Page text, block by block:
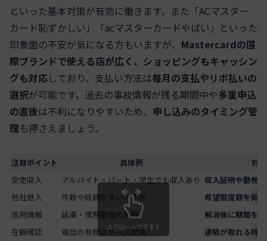
といった基本対策が有効に働きます。また「ACマスター
カード恥ずかしい」「acマスターカードやばい」といった
印象面の不安が気になる方もいますが、 Mastercardの国
際ブランドで使える店が広く、ショッピングもキャッシン
グも対応しており、支払い方法は毎月の支払やリボ払いの
選択が可能です。過去の事故情報が残る期間中や多重申込
の直後は不利になりやすいため、 申し込みのタイミング管
理も押さえましょう。
注目ポイント 具体例
対
安定収入
アルバイト・パート・学生でも収入あり 収入証明や勤務
他社借入
件数や総額が多いと不利
希望限度額を抑
信用情報
延滞・債務整理の記録
解消後に期間を
在籍確認
電話の有無はケース次第 連絡が取れる時
スクロールできます